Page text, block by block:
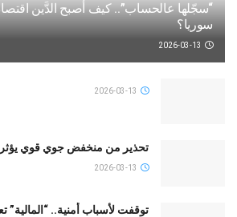
“سجّلها عالحساب”.. كيف أصبح الدَّين
سوريا؟
تحذير من منخفض جوي قوي
توقفت لأسباب أمنية..